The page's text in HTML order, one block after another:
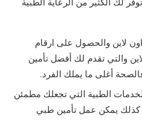
لاين والحصول على ارقام
والتي تقدم لك أفضل تأمين
أغلى ما يملك الفرد.
الطبية التي تجعلك مطمئن
كذلك يمكن عمل تأمين طبي